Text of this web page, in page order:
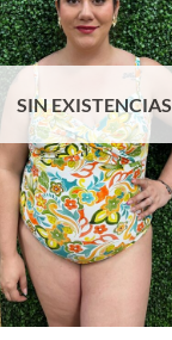
SIN EXISTENCIAS